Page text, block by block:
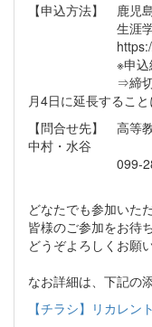
【申込方法】 鹿児
生涯学習部門
https://
※申込締切：
⇒締切の記載
月4日に延長すること
【問合せ先】 高等
中村・水谷
099-285-
どなたでも参加いた
皆様のご参加をお待
どうぞよろしくお願
なお詳細は、下記の
【チラシ】リカレ